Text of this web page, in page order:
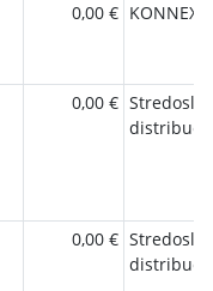
0,00 € KONNEX
0,00 €
0,00 €